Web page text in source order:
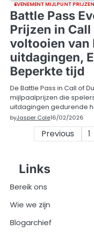
EVENEMENT MIJLPUNT
Battle Pass
Prijzen in
voltooien van
uitdagingen,
Beperkte tijd
De Battle Pass in Call of
mijlpaalprijzen die
uitdagingen gedurende
byJasper Cole16/02/2026
PostsPrevious 1
Links
Bereik ons
Wie we zijn
Blogarchief